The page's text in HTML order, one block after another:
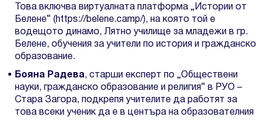
Това включва виртуалната платформа „Истории от
Белене“ (https://belene.camp/), на която той е
водещото динамо, Лятно училище за младежи в гр.
Белене, обучения за учители по история и гражданско
образование.
Бояна Радева, старши експерт по „Обществени
науки, гражданско образование и религия“ в РУО –
Стара Загора, подкрепя учителите да работят за
това всеки ученик да е в центъра на образователния